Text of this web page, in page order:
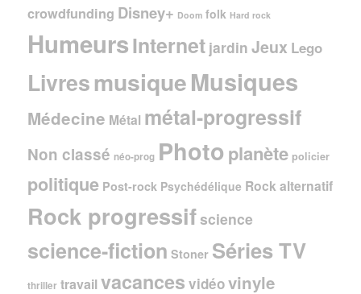
crowdfunding Disney+ Doom folk Hard rock
HumeursInternet jardin Jeux Lego
LivresmusiqueMusiques
Médecine Métal métal-progressif
Non classé néo-prog Photo planète policier
politique Post-rock Psychédélique Rock alternatif
Rock progressifscience
science-fiction Stoner Séries TV
thriller travail vacances vidéovinyle